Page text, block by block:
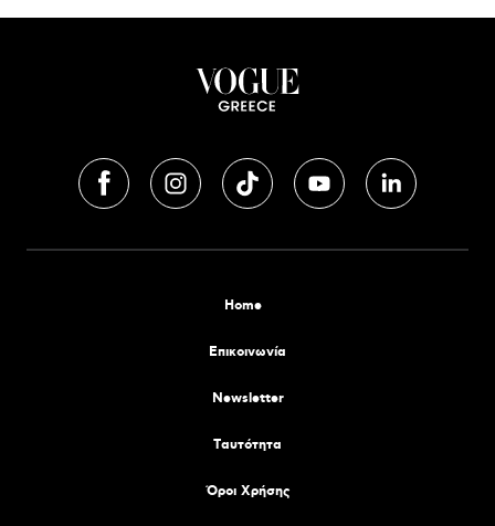
Home
Επικοινωνία
Newsletter
Tαυτότητα
Όροι Χρήσης